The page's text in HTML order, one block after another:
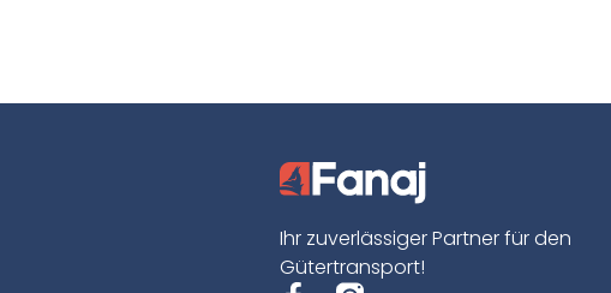
Ihr zuverlässiger Partner für den
Gütertransport!